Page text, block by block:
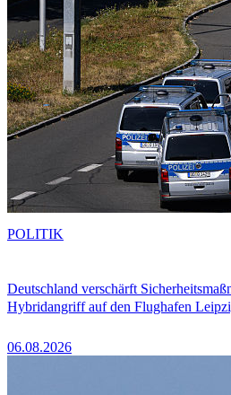
Deutschland verschärft
Hybridangriff auf den Flughafen
06.08.2026
POLITIK